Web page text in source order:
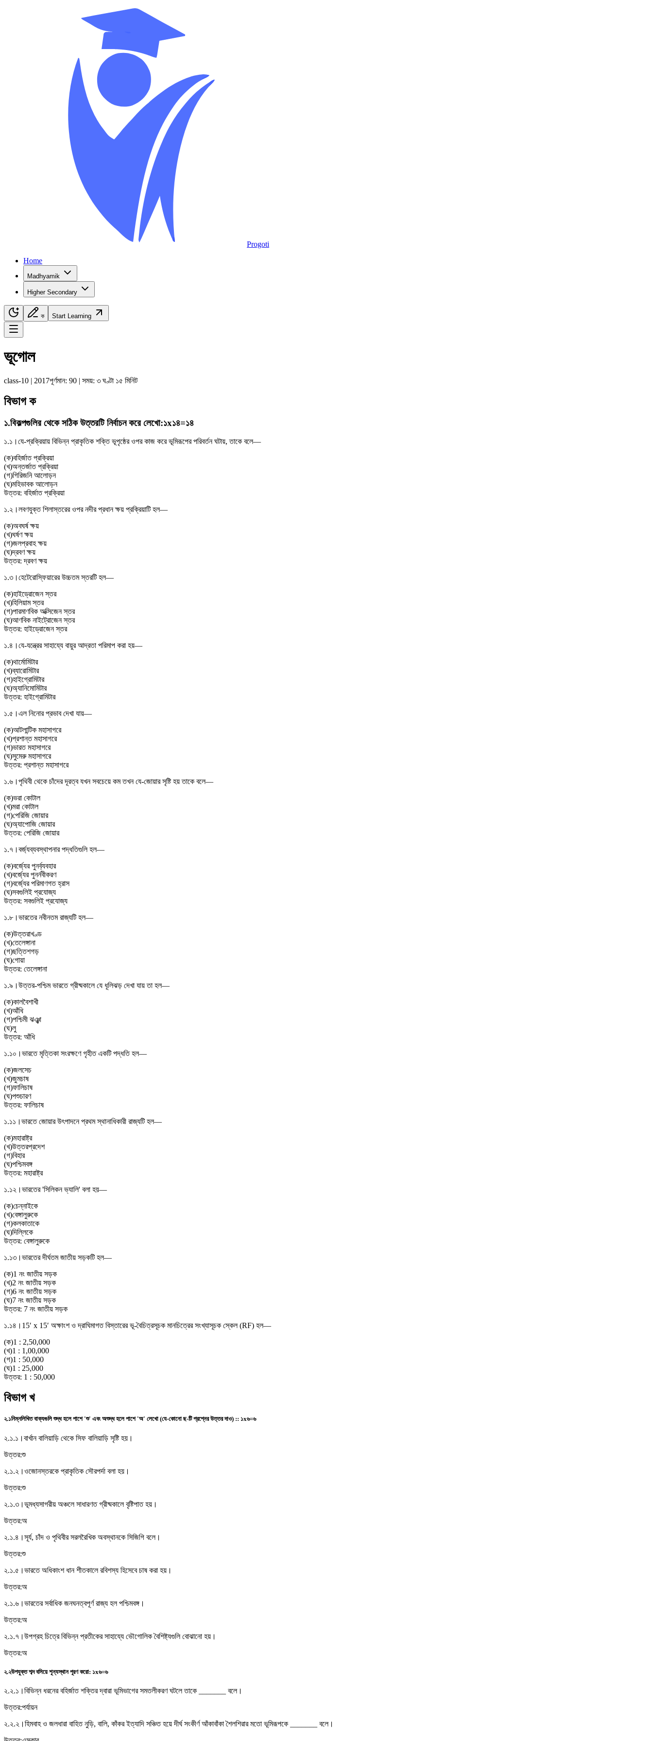
Progoti
Home
Madhyamik
Higher Secondary
ক Start Learning
Navigation Menu
ভূগোল
class-10 | 2017পূর্ণমান: 90 | সময়: ৩ ঘণ্টা ১৫ মিনিট
বিভাগ ক
১.বিকল্পগুলির থেকে সঠিক উত্তরটি নির্বাচন করে লেখো:১x১৪=১৪
১.১। যে-প্রক্রিয়ায় বিভিন্ন প্রাকৃতিক শক্তি ভূপৃষ্ঠের ওপর কাজ করে ভূমিরূপের পরিবর্তন ঘটায়, তাকে বলে—
(ক)বহির্জাত প্রক্রিয়া
(খ)অন্তর্জাত প্রক্রিয়া
(গ)গিরিজনি আলোড়ন
(ঘ)মহিভাবক আলোড়ন
উত্তর: বহির্জাত প্রক্রিয়া
১.২। লবণযুক্ত শিলাস্তরের ওপর নদীর প্রধান ক্ষয় প্রক্রিয়াটি হল—
(ক)অবঘর্ষ ক্ষয়
(খ)ঘর্ষণ ক্ষয়
(গ)জলপ্রবাহ ক্ষয়
(ঘ)দ্রবণ ক্ষয়
উত্তর:দ্রবণ ক্ষয়
১.৩। হেটেরোস্ফিয়ারের উচ্চতম স্তরটি হল—
(ক)হাইড্রোজেন স্তর
(খ)হিলিয়াম স্তর
(গ)পারমাণবিক অক্সিজেন স্তর
(ঘ)আণবিক নাইট্রোজেন স্তর
উত্তর: হাইড্রোজেন স্তর
১.৪। যে-যন্ত্রের সাহায্যে বায়ুর আদ্রতা পরিমাপ করা হয়—
(ক)থার্মোমিটার
(খ)ব্যারোমিটার
(গ)হাইগ্রোমিটার
(ঘ)অ্যানিমোমিটার
উত্তর: হাইগ্রোমিটার
১.৫। এল নিনোর প্রভাব দেখা যায়—
(ক)আটলান্টিক মহাসাগরে
(খ)প্রশান্ত মহাসাগরে
(গ)ভারত মহাসাগরে
(ঘ)সুমেরু মহাসাগরে
উত্তর: প্রশান্ত মহাসাগরে
১.৬। পৃথিবী থেকে চাঁদের দূরত্ব যখন সবচেয়ে কম তখন যে-জোয়ার সৃষ্টি হয় তাকে বলে—
(ক)ভরা কোটাল
(খ)মরা কোটাল
(গ)পেরিজি জোয়ার
(ঘ)অ্যাপোজি জোয়ার
উত্তর: পেরিজি জোয়ার
১.৭। বর্জ্যব্যবস্থাপনার পদ্ধতিগুলি হল—
(ক)বর্জ্যের পুনর্ব্যবহার
(খ)বর্জ্যের পুনর্নবীকরণ
(গ)বর্জ্যের পরিমাণগত হ্রাস
(ঘ)সবগুলিই প্রযোজ্য
উত্তর: সবগুলিই প্রযোজ্য
১.৮। ভারতের নবীনতম রাজ্যটি হল—
(ক)উত্তরাখণ্ড
(খ)তেলেঙ্গানা
(গ)ছত্তিশগড়
(ঘ)গোয়া
উত্তর: তেলেঙ্গানা
১.৯। উত্তর-পশ্চিম ভারতে গ্রীষ্মকালে যে ধূলিঝড় দেখা যায় তা হল—
(ক)কালবৈশাখী
(খ)আঁধি
(গ)পশ্চিমী ঝঞ্ঝা
(ঘ)লু
উত্তর: আঁধি
১.১০। ভারতে মৃত্তিকা সংরক্ষণে গৃহীত একটি পদ্ধতি হল—
(ক)জলসেচ
(খ)জুমচাষ
(গ)ফালিচাষ
(ঘ)পশুচারণ
উত্তর: ফালিচাষ
১.১১। ভারতে জোয়ার উৎপাদনে প্রথম স্থানাধিকারী রাজ্যটি হল—
(ক)মহারাষ্ট্র
(খ)উত্তরপ্রদেশ
(গ)বিহার
(ঘ)পশ্চিমবঙ্গ
উত্তর: মহারাষ্ট্র
১.১২। ভারতের 'সিলিকন ভ্যালি' বলা হয়—
(ক)চেন্নাইকে
(খ)বেঙ্গালুরুকে
(গ)কলকাতাকে
(ঘ)দিল্লিকে
উত্তর: বেঙ্গালুরুকে
১.১৩। ভারতের দীর্ঘতম জাতীয় সড়কটি হল—
(ক)1 নং জাতীয় সড়ক
(খ)2 নং জাতীয় সড়ক
(গ)6 নং জাতীয় সড়ক
(ঘ)7 নং জাতীয় সড়ক
উত্তর: 7 নং জাতীয় সড়ক
১.১৪। 15′ x 15′ অক্ষাংশ ও দ্রাঘিমাগত বিস্তারের ভূ-বৈচিত্রসূচক মানচিত্রের সংখ্যাসূচক স্কেল (RF) হল—
(ক)1 : 2,50,000
(খ)1 : 1,00,000
(গ)1 : 50,000
(ঘ)1 : 25,000
উত্তর: 1 : 50,000
বিভাগ খ
২.১নিম্নলিখিত বাক্যগুলি শুদ্ধ হলে পাশে 'শু' এবং অশুদ্ধ হলে পাশে 'অ' লেখো (যে-কোনো ছ-টি প্রশ্নের উত্তর দাও) :: ১x৬=৬
২.১.১। বার্খান বালিয়াড়ি থেকে সিফ বালিয়াড়ি সৃষ্টি হয়।
উত্তর:শু
২.১.২। ওজোনস্তরকে প্রাকৃতিক সৌরপর্দা বলা হয়।
উত্তর:শু
২.১.৩। ভূমধ্যসাগরীয় অঞ্চলে সাধারণত গ্রীষ্মকালে বৃষ্টিপাত হয়।
উত্তর:অ
২.১.৪। সূর্য, চাঁদ ও পৃথিবীর সরলরৈখিক অবস্থানকে সিজিগি বলে।
উত্তর:শু
২.১.৫। ভারতে অধিকাংশ ধান শীতকালে রবিশস্য হিসেবে চাষ করা হয়।
উত্তর:অ
২.১.৬। ভারতের সর্বাধিক জনঘনত্বপূর্ণ রাজ্য হল পশ্চিমবঙ্গ।
উত্তর:অ
২.১.৭। উপগ্রহ চিত্রে বিভিন্ন প্রতীকের সাহায্যে ভৌগোলিক বৈশিষ্ট্যগুলি বোঝানো হয়।
উত্তর:অ
২.২উপযুক্ত শব্দ বসিয়ে শূন্যস্থান পূরণ করো: ১x৬=৬
২.২.১। বিভিন্ন ধরনের বহির্জাত শক্তির দ্বারা ভূমিভাগের সমতলীকরণ ঘটলে তাকে _______ বলে।
উত্তর:পর্যায়ন
২.২.২। হিমবাহ ও জলধারা বাহিত নুড়ি, বালি, কাঁকর ইত্যাদি সঞ্চিত হয়ে দীর্ঘ সংকীর্ণ আঁকাবাঁকা শৈলশিরার মতো ভূমিরূপকে _______ বলে।